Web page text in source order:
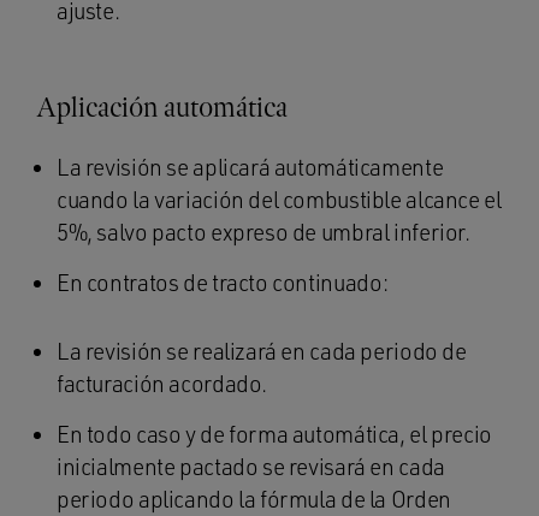
ajuste.
Aplicación automática
La revisión se aplicará automáticamente
cuando la variación del combustible alcance el
5%, salvo pacto expreso de umbral inferior.
En contratos de tracto continuado:
La revisión se realizará en cada periodo de
facturación acordado.
En todo caso y de forma automática, el precio
inicialmente pactado se revisará en cada
periodo aplicando la fórmula de la Orden